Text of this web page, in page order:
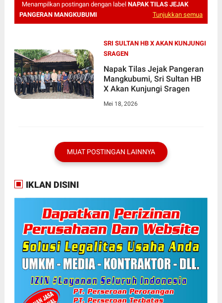
Menampilkan postingan dengan label NAPAK TILAS JEJAK
PANGERAN MANGKUBUMI
Tunjukkan semua
SRI SULTAN HB X AKAN KUNJUNGI
SRAGEN
Napak Tilas Jejak Pangeran
Mangkubumi, Sri Sultan HB
X Akan Kunjungi Sragen
Mei 18, 2026
MUAT POSTINGAN LAINNYA
IKLAN DISINI